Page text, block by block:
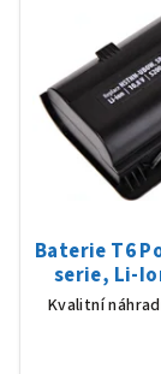
Baterie T6
serie, Li-
Kvalitní